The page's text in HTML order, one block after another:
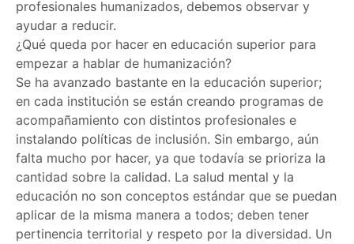
profesionales humanizados, debemos observar y
ayudar a reducir.
¿Qué queda por hacer en educación superior para
empezar a hablar de humanización?
Se ha avanzado bastante en la educación superior;
en cada institución se están creando programas de
acompañamiento con distintos profesionales e
instalando políticas de inclusión. Sin embargo, aún
falta mucho por hacer, ya que todavía se prioriza la
cantidad sobre la calidad. La salud mental y la
educación no son conceptos estándar que se puedan
aplicar de la misma manera a todos; deben tener
pertinencia territorial y respeto por la diversidad. Un